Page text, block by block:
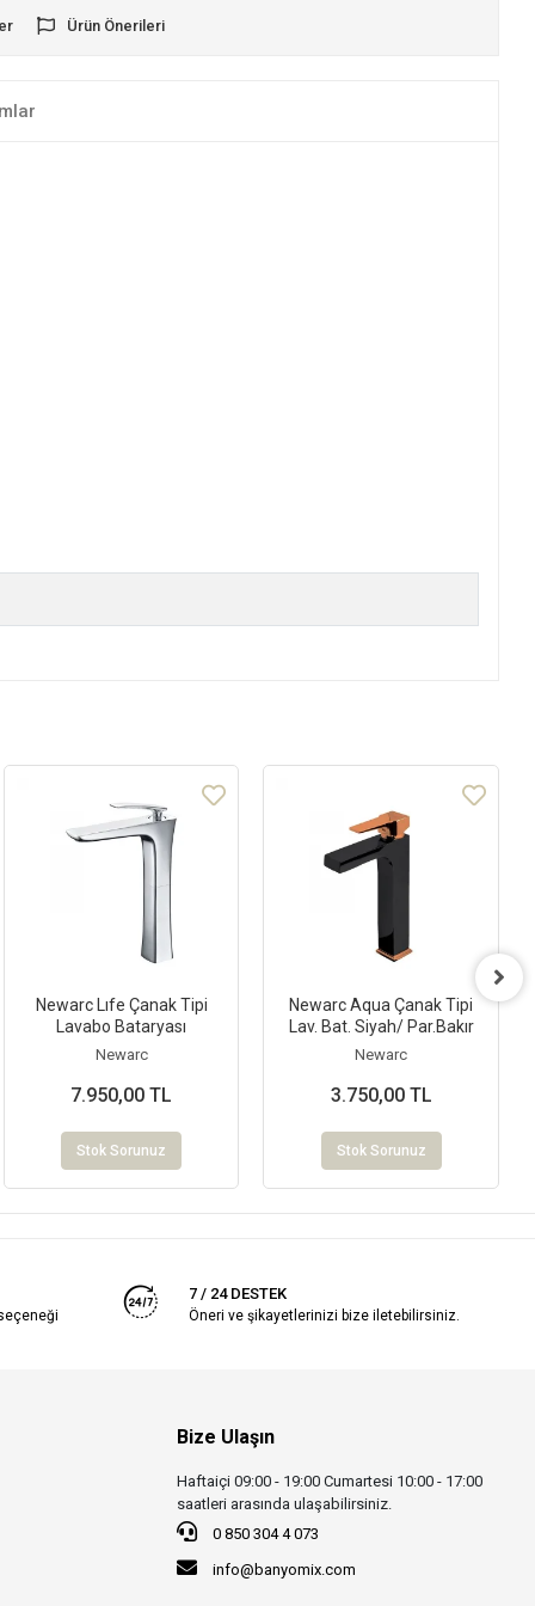
Ürün Önerileri
Newarc Lıfe Çanak Tipi
Lavabo Bataryası
Newarc
7.950,00 TL
Stok Sorunuz
Newarc Aqua Çanak Tipi
Lav. Bat. Siyah/ Par.Bakır
Newarc
3.750,00 TL
Stok Sorunuz
7 / 24 DESTEK
Öneri ve şikayetlerinizi bize iletebilirsiniz.
Bize Ulaşın
Haftaiçi 09:00 - 19:00 Cumartesi 10:00 - 17:00
saatleri arasında ulaşabilirsiniz.
0 850 304 4 073
info@banyomix.com